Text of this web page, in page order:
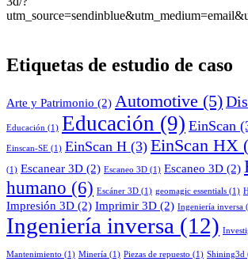
Etiquetas de estudio de caso
Arte y Patrimonio (2) Automotive (5)
Educación (1) Educación (9) EinScan
Einscan-SE (1) EinScan H (3) EinScan HX
(1) Escanear 3D (2) Escaneo 3D (1) Escaneo 3D (2)
humano (6) Escáner 3D (1) geomagic essentials (1)
Impresión 3D (2) Imprimir 3D (2) Ingeniería inversa
Ingeniería inversa (12)
Mantenimiento (1) Minería (1) Piezas de repuesto (1) Shining3d